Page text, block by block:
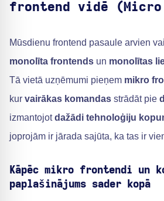
frontend vidē (Micro
Mūsdienu frontend pasaule arvien
monolīta frontends un monolītas
Tā vietā uzņēmumi pieņem mikro
kur vairākas komandas strādāt pie
izmantojotdažādi tehnoloģiju
joprojām ir jārada sajūta, ka tas ir
Kāpēc mikro frontendi un
paplašinājums sader kopā